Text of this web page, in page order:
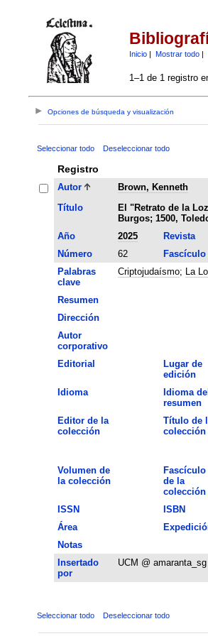
Inicio| Mostrar todo|
1–1 de 1 registro
Opciones de búsqueda y visualización
Seleccionar todo Deseleccionar todo
Registro
Autor
Brown, Kenneth
Título
El "Retrato de la
Burgos; 1500,
Año 2025 Revista
Número
62 Fascículo
Palabras
clave
Criptojudaísmo; La
Resumen
Dirección
Autor
corporativo
Editorial
Lugar de
edición
Idioma
Idioma del
resumen
Editor de la
colección
Título de
colección
Volumen de
la colección
Fascículo
de la
colección
ISSN ISBN
Área
Notas
Insertado
por
UCM @ amaranta_sg
Seleccionar todo Deseleccionar todo